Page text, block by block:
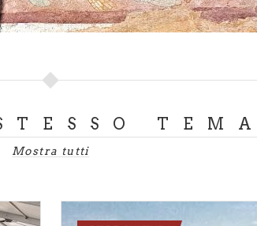
TEMA
Mostra tutti